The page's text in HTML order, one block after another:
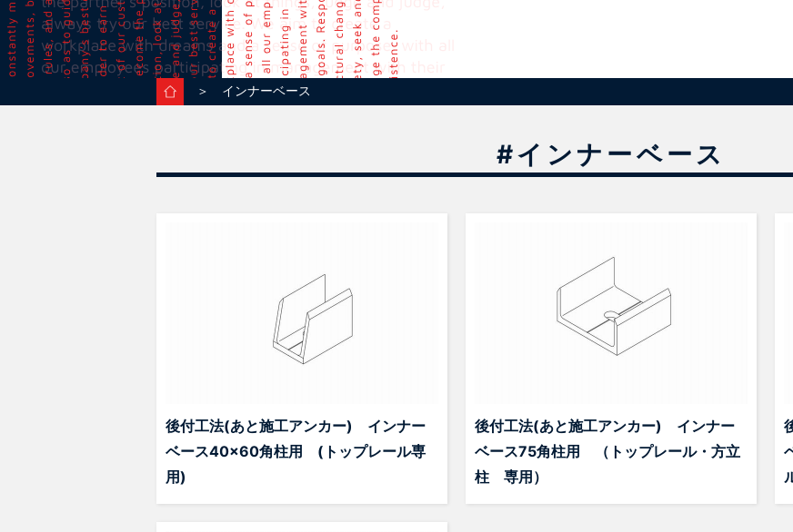
＞ インナーベース
#インナーベース
後付工法(あと施工アンカー) インナー
ベース40×60角柱用 (トップレール専
用)
後付工法(あと施工アンカー) インナー
ベース75角柱用 （トップレール・方立
柱 専用）